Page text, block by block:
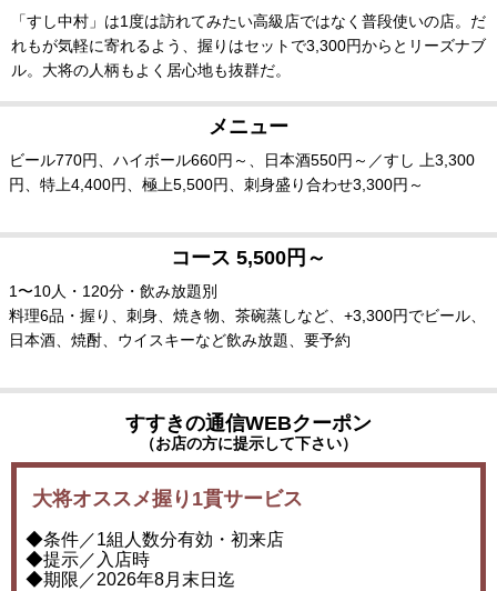
「すし中村」は1度は訪れてみたい高級店ではなく普段使いの店。だ
れもが気軽に寄れるよう、握りはセットで3,300円からとリーズナブ
ル。大将の人柄もよく居心地も抜群だ。
メニュー
ビール770円、ハイボール660円～、日本酒550円～／すし 上3,300
円、特上4,400円、極上5,500円、刺身盛り合わせ3,300円～
コース 5,500円～
1〜10人・120分・飲み放題別
料理6品・握り、刺身、焼き物、茶碗蒸しなど、+3,300円でビール、
日本酒、焼酎、ウイスキーなど飲み放題、要予約
すすきの通信WEBクーポン
（お店の方に提示して下さい）
大将オススメ握り1貫サービス
◆条件／1組人数分有効・初来店
◆提示／入店時
◆期限／2026年8月末日迄